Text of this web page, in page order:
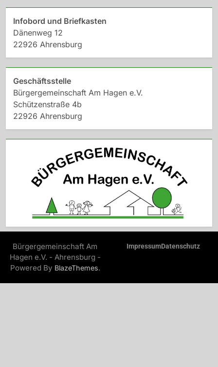
Infobord und Briefkasten
Dänenweg 12
22926 Ahrensburg
Geschäftsstelle
Bürgergemeinschaft Am Hagen e.V.
Schützenstraße 4b
22926 Ahrensburg
Bürgergemeinschaft Am
Hagen e.V. - Ahrensburg -
Powered By BlazeThemes.
ImpressumDatenschutz